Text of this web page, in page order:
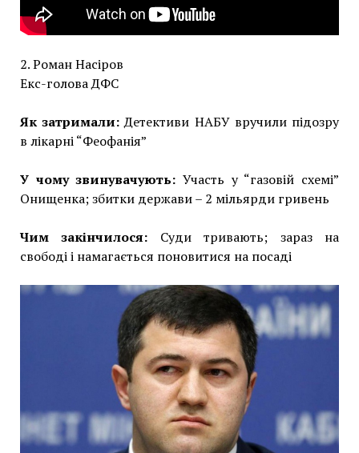
2. Роман Насіров
Екс-голова ДФС
Як затримали:Детективи НАБУ вручили підозру
в лікарні “Феофанія”
У чому звинувачують: Участь у “газовій схемі”
Онищенка; збитки держави – 2 мільярди гривень
Чим закінчилося: Суди тривають; зараз на
свободі і намагається поновитися на посаді